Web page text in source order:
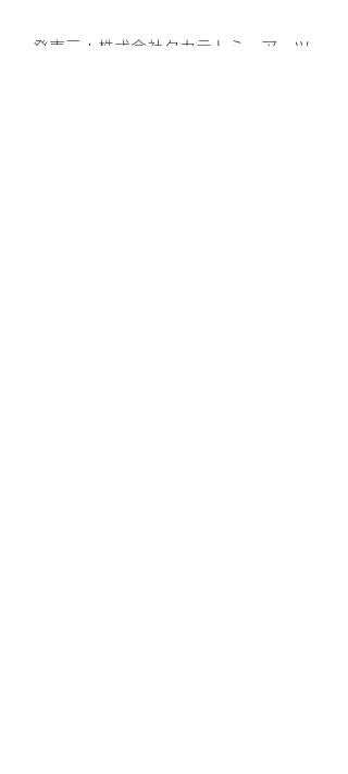
発売元：株式会社タカラトミーアーツ